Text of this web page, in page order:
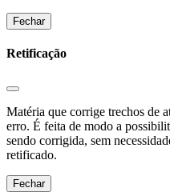
Fechar
Retificação
Matéria que corrige trechos de
erro. É feita de modo a
sendo corrigida, sem
retificado.
Fechar